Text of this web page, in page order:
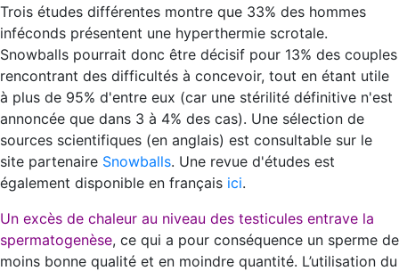
Trois études différentes montre que 33% des hommes
inféconds présentent une hyperthermie scrotale.
Snowballs pourrait donc être décisif pour 13% des couples
rencontrant des difficultés à concevoir, tout en étant utile
à plus de 95% d'entre eux (car une stérilité définitive n'est
annoncée que dans 3 à 4% des cas). Une sélection de
sources scientifiques (en anglais) est consultable sur le
site partenaire Snowballs. Une revue d'études est
également disponible en français ici.
Un excès de chaleur au niveau des testicules entrave la
spermatogenèse, ce qui a pour conséquence un sperme de
moins bonne qualité et en moindre quantité. L’utilisation du